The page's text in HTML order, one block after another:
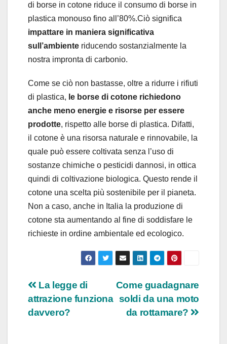
di borse in cotone riduce il consumo di borse in
plastica monouso fino all’80%.Ciò significa
impattare in maniera significativa
sull’ambiente riducendo sostanzialmente la
nostra impronta di carbonio.
Come se ciò non bastasse, oltre a ridurre i rifiuti
di plastica, le borse di cotone richiedono
anche meno energie e risorse per essere
prodotte, rispetto alle borse di plastica. Difatti,
il cotone è una risorsa naturale e rinnovabile, la
quale può essere coltivata senza l’uso di
sostanze chimiche o pesticidi dannosi, in ottica
quindi di coltivazione biologica. Questo rende il
cotone una scelta più sostenibile per il pianeta.
Non a caso, anche in Italia la produzione di
cotone sta aumentando al fine di soddisfare le
richieste in ordine ambientale ed ecologico.
Navigazione
articoli
Come guadagnare
soldi da una moto
da rottamare?
La legge di
attrazione funziona
davvero?